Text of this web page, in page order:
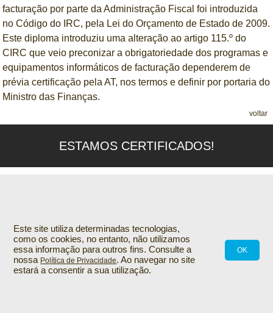
Este site utiliza determinadas tecnologias,
como os cookies, no entanto, não utilizamos
essa informação para outros fins. Consulte a
nossa Política de Privacidade. Ao navegar no site
estará a consentir a sua utilização.
OK
facturação por parte da Administração Fiscal foi introduzida
no Código do IRC, pela Lei do Orçamento de Estado de 2009.
Este diploma introduziu uma alteração ao artigo 115.º do
CIRC que veio preconizar a obrigatoriedade dos programas e
equipamentos informáticos de facturação dependerem de
prévia certificação pela AT, nos termos e definir por portaria do
Ministro das Finanças.
voltar
ESTAMOS CERTIFICADOS!